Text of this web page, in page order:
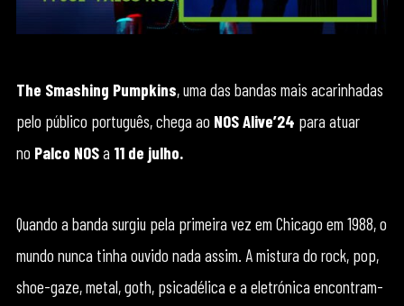
The Smashing Pumpkins, uma das bandas mais acarinhadas
pelo público português, chega ao NOS Alive’24 para atuar
no Palco NOSa 11 de julho.
Quando a banda surgiu pela primeira vez em Chicago em 1988, o
mundo nunca tinha ouvido nada assim. A mistura do rock, pop,
shoe-gaze, metal, goth, psicadélica e a eletrónica encontram-